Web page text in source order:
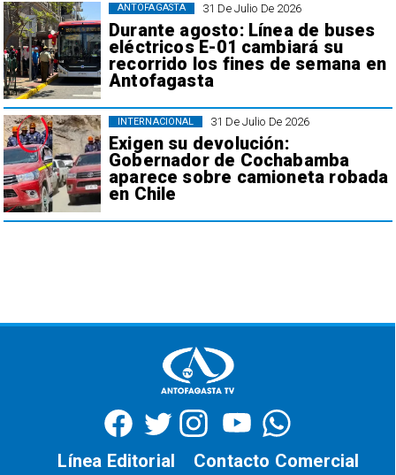
31 De Julio De 2026
Durante agosto: Línea de buses
eléctricos E-01 cambiará su
recorrido los fines de semana en
Antofagasta
ANTOFAGASTA
31 De Julio De 2026
Exigen su devolución:
Gobernador de Cochabamba
aparece sobre camioneta robada
en Chile
INTERNACIONAL
Contacto Comercial
Línea Editorial